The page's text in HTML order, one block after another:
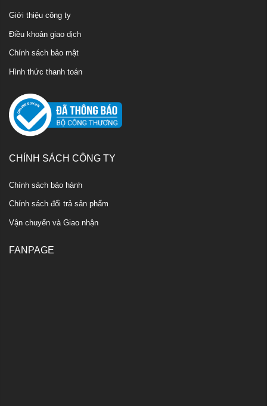
Giới thiệu công ty
Điều khoản giao dịch
Chính sách bảo mật
Hình thức thanh toán
CHÍNH SÁCH CÔNG TY
Chính sách bảo hành
Chính sách đổi trả sản phẩm
Vận chuyển và Giao nhận
FANPAGE